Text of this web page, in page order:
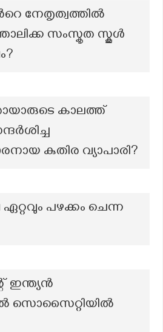
നേതൃത്വത്തിൽ
സംസ്കൃത സ്കൂൾ
കാലത്ത്
കുതിര വ്യാപാരി?
പഴക്കം ചെന്ന
ഇന്ത്യൻ
സൊസൈറ്റിയിൽ